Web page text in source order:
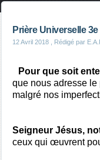
Prière Universelle
12 Avril 2018 , Rédigé par
Pour que soit
que nous adresse le
malgré nos
Seigneur Jésus,
ceux qui œuvrent